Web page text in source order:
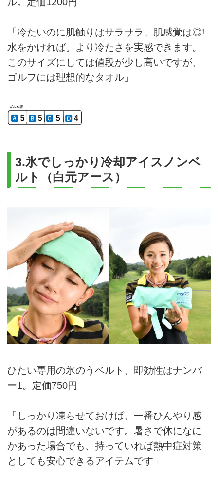
「冷たいのに肌触りはサラサラ。肌感覚は◎!
水をかければ。より冷たさを実感できます。
このサイズにしては値段が少し高いですが、
ゴルフには理想的なタオル」
3.氷でしっかり冷却アイスノンベ
ルト（白元アース）
ひたい専用の氷のうベルト、即効性はナンバ
ー1。定価750円
「しっかり凍らせておけば、一番ひんやり感
があるのは間違いないです。暑さで体になに
かあった場合でも、持っていれば熱中症対策
としても安心できるアイテムです」